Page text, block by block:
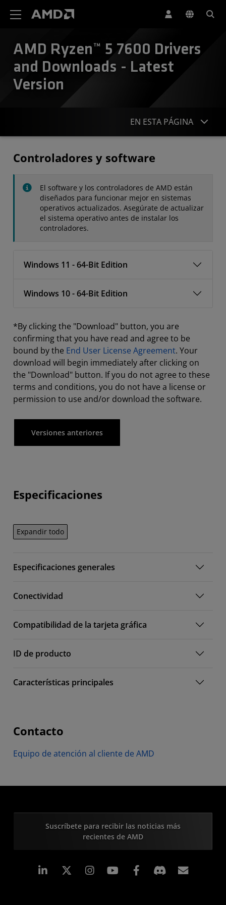
AMD Ryzen™ 5 7600 Drivers
and Downloads - Latest
Version
EN ESTA PÁGINA
Contacto
Controladores y software
El software y los controladores de AMD están
diseñados para funcionar mejor en sistemas
operativos actualizados. Asegúrate de actualizar
el sistema operativo antes de instalar los
controladores.
Windows 11 - 64-Bit Edition
Windows 10 - 64-Bit Edition
*By clicking the "Download" button, you are
confirming that you have read and agree to be
bound by the End User License Agreement. Your
download will begin immediately after clicking on
the "Download" button. If you do not agree to these
terms and conditions, you do not have a license or
permission to use and/or download the software.
Versiones anteriores
Especificaciones
Expandir todo
Especificaciones generales
Conectividad
Compatibilidad de la tarjeta gráfica
ID de producto
Características principales
Contacto
Equipo de atención al cliente de AMD
Suscríbete para recibir las noticias más
recientes de AMD
LinkedIn Instagram Facebook